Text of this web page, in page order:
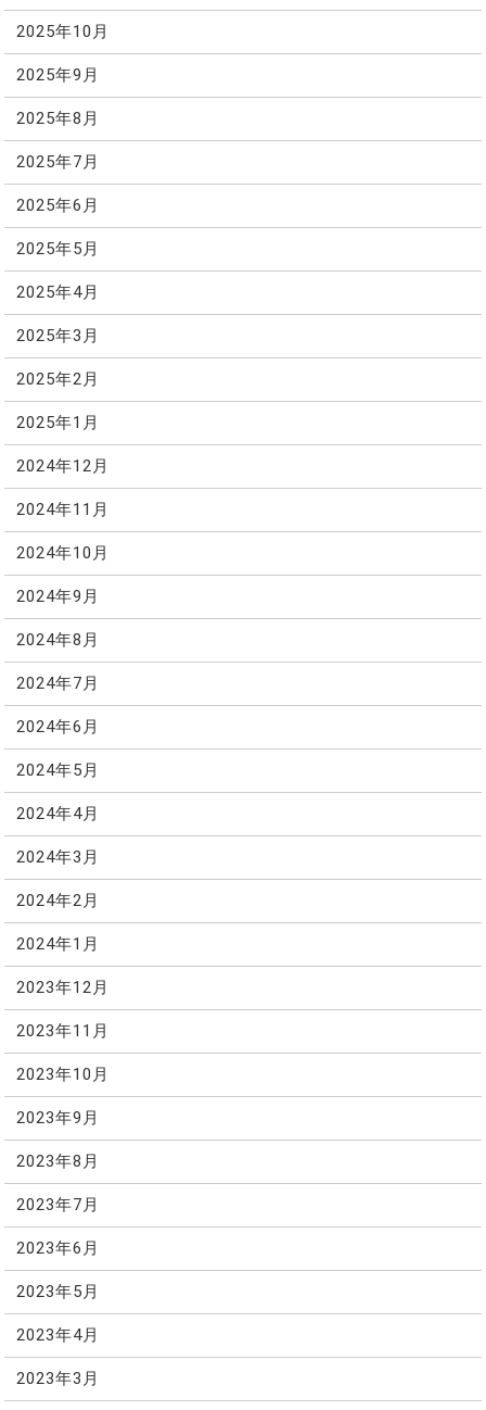
2025年10月
2025年9月
2025年8月
2025年7月
2025年6月
2025年5月
2025年4月
2025年3月
2025年2月
2025年1月
2024年12月
2024年11月
2024年10月
2024年9月
2024年8月
2024年7月
2024年6月
2024年5月
2024年4月
2024年3月
2024年2月
2024年1月
2023年12月
2023年11月
2023年10月
2023年9月
2023年8月
2023年7月
2023年6月
2023年5月
2023年4月
2023年3月